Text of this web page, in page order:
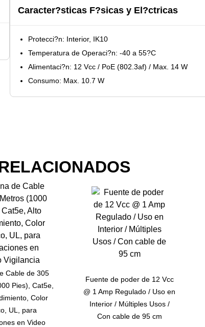
Caracter?sticas F?sicas y El?ctricas
Protecci?n: Interior, IK10
Temperatura de Operaci?n: -40 a 55?C
Alimentaci?n: 12 Vcc / PoE (802.3af) / Max. 14 W
Consumo: Max. 10.7 W
Cable de 305
Pies), Cat5e,
Color
UL, para
en Video
Fuente de poder de 12 Vcc
@ 1 Amp Regulado / Uso en
Interior / Múltiples Usos /
Con cable de 95 cm